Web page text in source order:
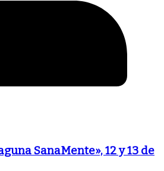
SanaMente», 12 y 13 de